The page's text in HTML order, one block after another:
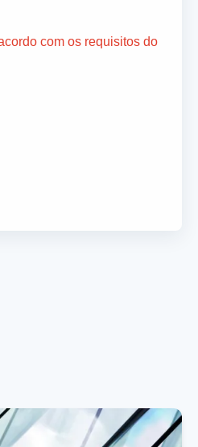
com os requisitos do